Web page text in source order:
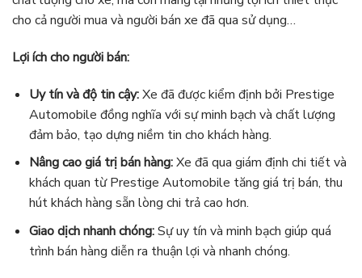
cho cả người mua và người bán xe đã qua sử dụng…
Lợi ích cho người bán:
Uy tín và độ tin cậy:Xe đã được kiểm định bởi Prestige
Automobile đồng nghĩa với sự minh bạch và chất lượng
đảm bảo, tạo dựng niềm tin cho khách hàng.
Nâng cao giá trị bán hàng:Xe đã qua giám định chi tiết và
khách quan từ Prestige Automobile tăng giá trị bán, thu
hút khách hàng sẵn lòng chi trả cao hơn.
Giao dịch nhanh chóng:Sự uy tín và minh bạch giúp quá
trình bán hàng diễn ra thuận lợi và nhanh chóng.